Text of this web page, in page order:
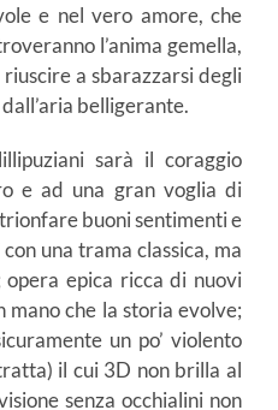
e nel vero amore, che
l’anima gemella,
a sbarazzarsi degli
belligerante.
sarà il coraggio
e ad una gran voglia di
buoni sentimenti e
una trama classica, ma
opera epica ricca di nuovi
mano che la storia evolve;
un po’ violento
il cui 3D non brilla al
senza occhialini non